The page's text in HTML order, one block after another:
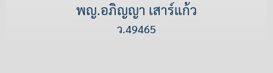
พญ.อภิญญา เสาร์แก้ว
ว.49465